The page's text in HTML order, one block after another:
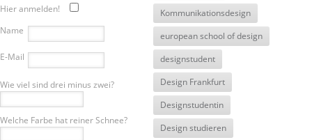
Hier anmelden!
Name
E-Mail
Wie viel sind drei minus zwei?
Welche Farbe hat reiner Schnee?
Kommunikationsdesign
european school of design
designstudent
Design Frankfurt
Designstudentin
Design studieren